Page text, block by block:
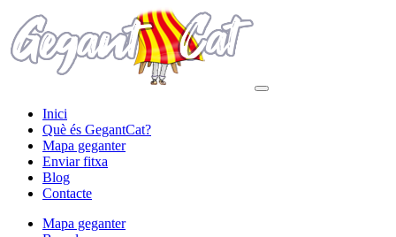
Inici
Què és GegantCat?
Mapa geganter
Enviar fitxa
Blog
Contacte
Mapa geganter